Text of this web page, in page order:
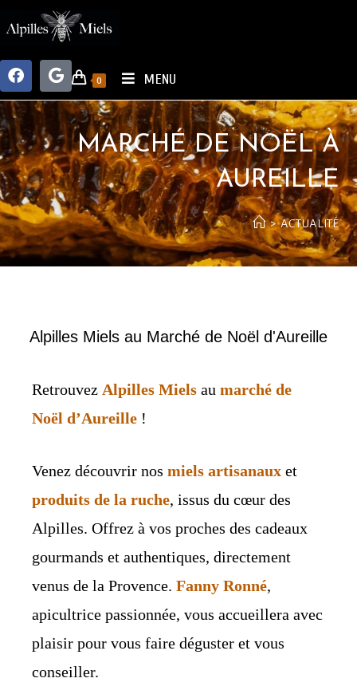
0 MENU
MARCHÉ DE NOËL À
AUREILLE
> ACTUALITÉ
Alpilles Miels au Marché de Noël d'Aureille
Retrouvez Alpilles Miels au marché de
Noël d’Aureille !
Venez découvrir nos miels artisanaux et
produits de la ruche, issus du cœur des
Alpilles. Offrez à vos proches des cadeaux
gourmands et authentiques, directement
venus de la Provence. Fanny Ronné,
apicultrice passionnée, vous accueillera avec
plaisir pour vous faire déguster et vous
conseiller.